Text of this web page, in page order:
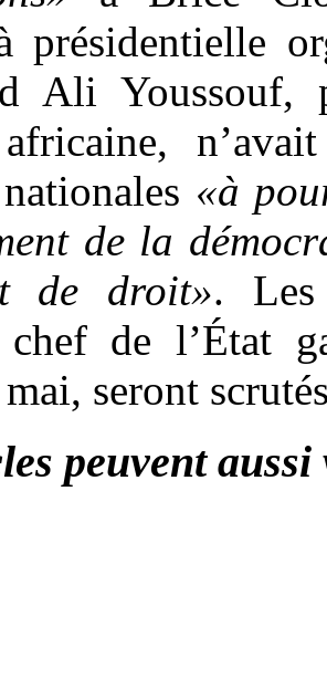
présidentielle
Ali Youssouf,
«à
de la
de droit». Les
chef de l’État
seront
peuvent